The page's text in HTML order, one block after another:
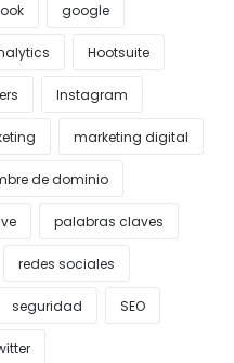
google
Hootsuite
Instagram
marketing digital
de dominio
palabras claves
redes sociales
seguridad SEO